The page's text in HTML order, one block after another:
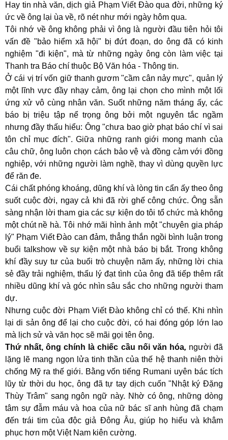
Hay tin nhà văn, dịch giả Phạm Viết Đào qua đời, những ký
ức về ông lại ùa về, rõ nét như mới ngày hôm qua.
Tôi nhớ về ông không phải vì ông là người đầu tiên hỏi tôi
vấn đề "bảo hiểm xã hội" bị đứt đoạn, do ông đã có kinh
nghiệm "đi kiện", mà từ những ngày ông còn làm việc tại
Thanh tra Báo chí thuộc Bộ Văn hóa - Thông tin.
Ở cái vị trí vốn giữ thanh gươm "cầm cân nảy mực", quản lý
một lĩnh vực đầy nhạy cảm, ông lại chọn cho mình một lối
ứng xử vô cùng nhân văn. Suốt những năm tháng ấy, các
báo bị triệu tập nể trọng ông bởi một nguyên tắc ngầm
nhưng đầy thấu hiểu: Ông "chưa bao giờ phạt báo chí vì sai
tôn chỉ mục đích". Giữa những ranh giới mong manh của
câu chữ, ông luôn chọn cách bảo vệ và đồng cảm với đồng
nghiệp, với những người làm nghề, thay vì dùng quyền lực
để răn đe.
Cái chất phóng khoáng, dũng khí và lòng tin cẩn ấy theo ông
suốt cuộc đời, ngay cả khi đã rời ghế công chức. Ông sẵn
sàng nhận lời tham gia các sự kiện do tôi tổ chức mà không
một chút nề hà. Tôi nhớ mãi hình ảnh một "chuyên gia pháp
lý" Phạm Viết Đào can đảm, thẳng thắn ngồi bình luận trong
buổi talkshow về sự kiện một nhà báo bị bắt. Trong không
khí đầy suy tư của buổi trò chuyện năm ấy, những lời chia
sẻ đầy trải nghiệm, thấu lý đạt tình của ông đã tiếp thêm rất
nhiều dũng khí và góc nhìn sâu sắc cho những người tham
dự.
Nhưng cuộc đời Phạm Viết Đào không chỉ có thế. Khi nhìn
lại di sản ông để lại cho cuộc đời, có hai đóng góp lớn lao
mà lịch sử và văn học sẽ mãi gọi tên ông.
Thứ nhất, ông chính là chiếc cầu nối văn hóa, người đã
lặng lẽ mang ngọn lửa tinh thần của thế hệ thanh niên thời
chống Mỹ ra thế giới. Bằng vốn tiếng Rumani uyên bác tích
lũy từ thời du học, ông đã tự tay dịch cuốn "Nhật ký Đặng
Thùy Trâm" sang ngôn ngữ này. Nhờ có ông, những dòng
tâm sự đẫm máu và hoa của nữ bác sĩ anh hùng đã chạm
đến trái tim của độc giả Đông Âu, giúp họ hiểu và khâm
phục hơn một Việt Nam kiên cường.